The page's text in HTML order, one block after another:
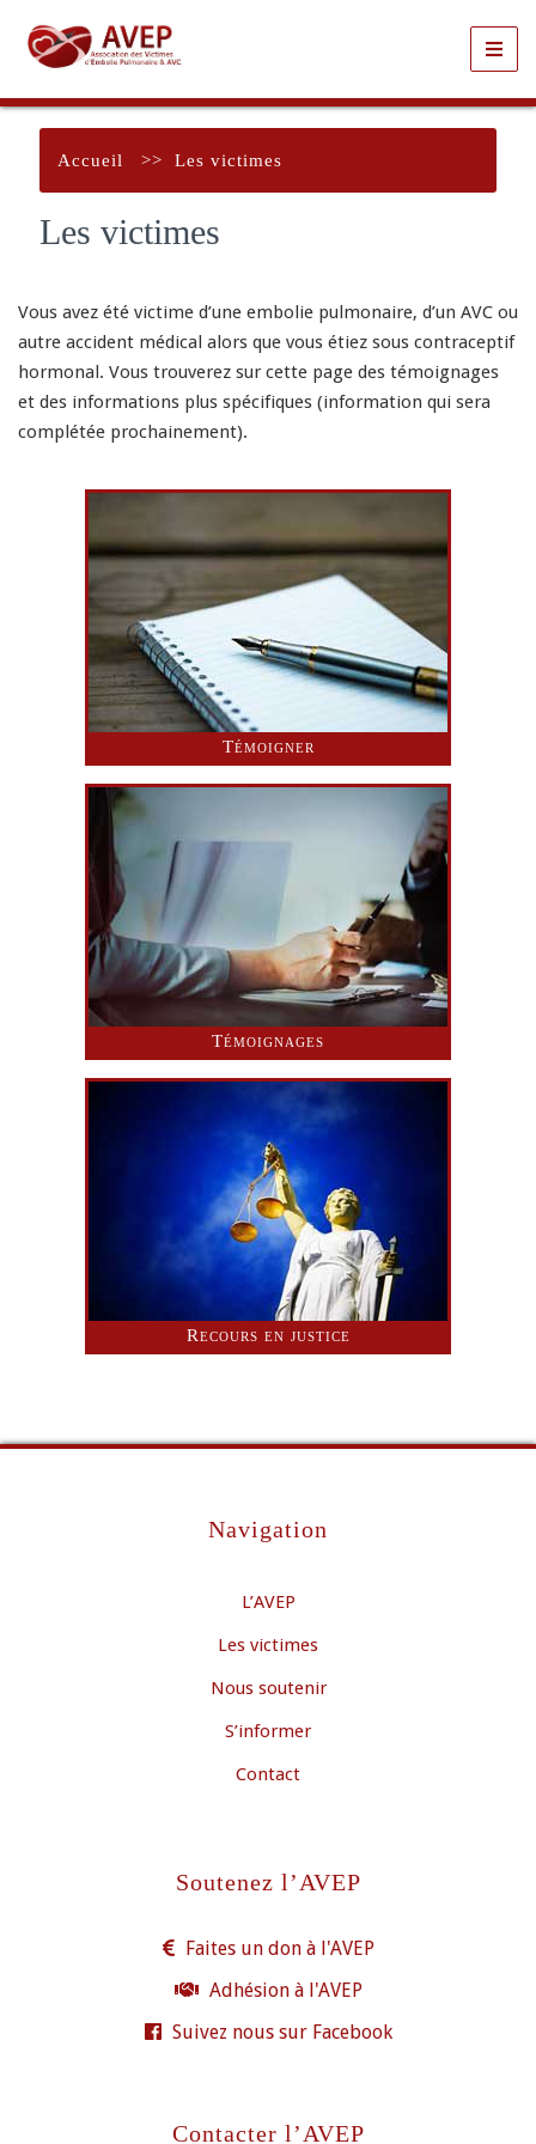
Accueil >> Les victimes
Les victimes
Vous avez été victime d’une embolie pulmonaire, d’un AVC ou
autre accident médical alors que vous étiez sous contraceptif
hormonal. Vous trouverez sur cette page des témoignages
et des informations plus spécifiques (information qui sera
complétée prochainement).
Témoigner
Témoignages
Recours en justice
Navigation
L’AVEP
Les victimes
Nous soutenir
S’informer
Contact
Soutenez l’AVEP
Faites un don à l'AVEP
Adhésion à l'AVEP
Suivez nous sur Facebook
Contacter l’AVEP